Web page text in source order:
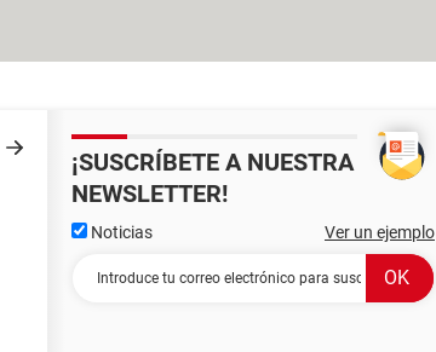
¡SUSCRÍBETE A NUESTRA
NEWSLETTER!
Noticias Ver un ejemplo